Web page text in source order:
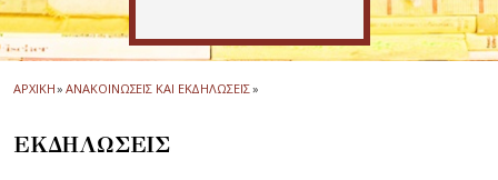
ΑΡΧΙΚΗ» ΑΝΑΚΟΙΝΩΣΕΙΣ ΚΑΙ ΕΚΔΗΛΩΣΕΙΣ»
ΕΚΔΗΛΩΣΕΙΣ